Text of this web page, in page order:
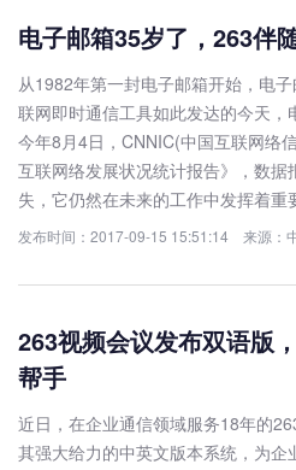
电子邮箱35岁了，263伴
从1982年第一封电子邮箱开始，电
联网即时通信工具如此发达的今天
今年8月4日，CNNIC(中国互联网络
互联网络发展状况统计报告》，数据
失，它仍然在未来的工作中发挥着重
发布时间：2017-09-15 15:51:14 来源：
263视频会议发布双语版
帮手
近日，在企业通信领域服务18年的
其强大给力的中英文版本系统，为企